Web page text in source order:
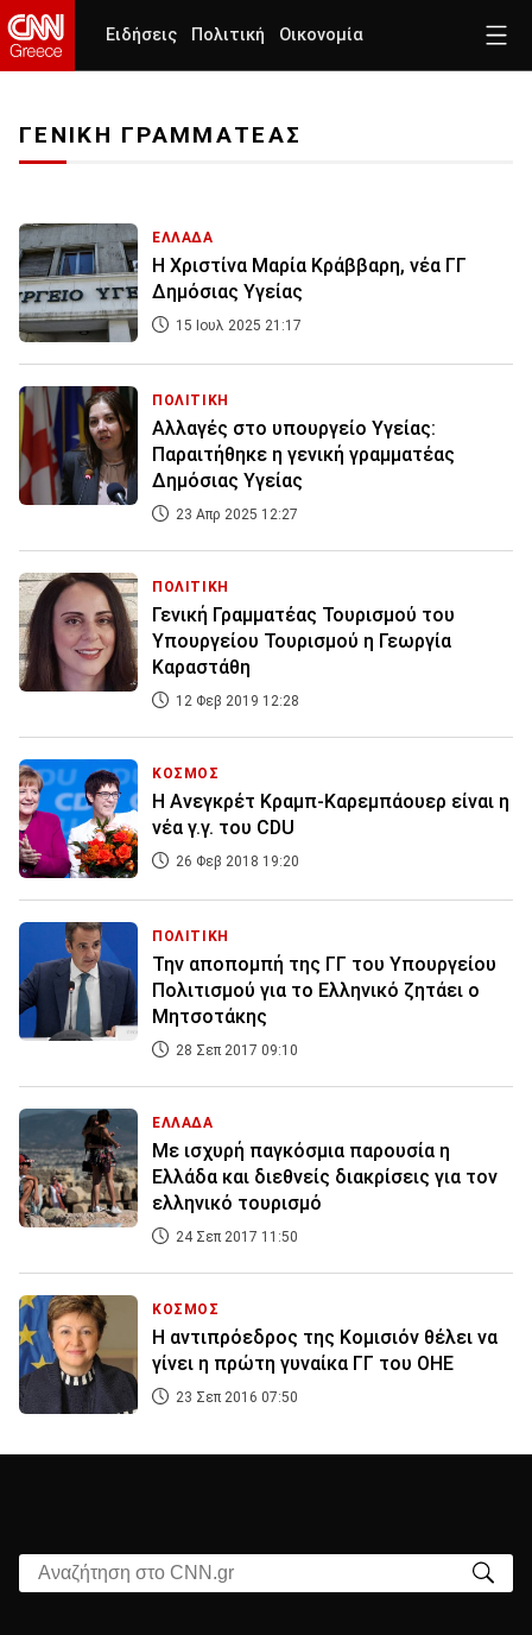
Ειδήσεις Πολιτική Οικονομία
ΓΕΝΙΚΗ ΓΡΑΜΜΑΤΕΑΣ
ΕΛΛΑΔΑ
Η Χριστίνα Μαρία Κράββαρη, νέα ΓΓ
Δημόσιας Υγείας
15 Ιουλ 2025 21:17
ΠΟΛΙΤΙΚΗ
Αλλαγές στο υπουργείο Υγείας:
Παραιτήθηκε η γενική γραμματέας
Δημόσιας Υγείας
23 Απρ 2025 12:27
ΠΟΛΙΤΙΚΗ
Γενική Γραμματέας Τουρισμού του
Υπουργείου Τουρισμού η Γεωργία
Καραστάθη
12 Φεβ 2019 12:28
ΚΟΣΜΟΣ
Η Ανεγκρέτ Κραμπ-Καρεμπάουερ είναι η
νέα γ.γ. του CDU
26 Φεβ 2018 19:20
ΠΟΛΙΤΙΚΗ
Την αποπομπή της ΓΓ του Υπουργείου
Πολιτισμού για το Ελληνικό ζητάει ο
Μητσοτάκης
28 Σεπ 2017 09:10
ΕΛΛΑΔΑ
Με ισχυρή παγκόσμια παρουσία η
Ελλάδα και διεθνείς διακρίσεις για τον
ελληνικό τουρισμό
24 Σεπ 2017 11:50
ΚΟΣΜΟΣ
Η αντιπρόεδρος της Κομισιόν θέλει να
γίνει η πρώτη γυναίκα ΓΓ του ΟΗΕ
23 Σεπ 2016 07:50
Αναζήτηση στο CNN.gr